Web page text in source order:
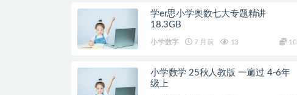
学er思小学奥数七大专题精讲
18.3GB
小学数字 7 月前 13 10
小学数学 25秋人教版 一遍过 4-6年
级上